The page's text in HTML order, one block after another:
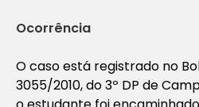
Ocorrência
O caso está registrado no
3055/2010, do 3º DP de